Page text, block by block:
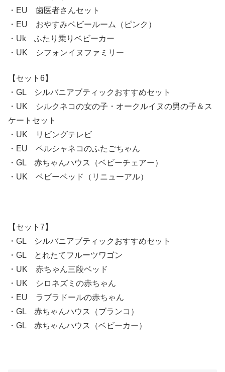
・EU 歯医者さんセット
・EU おやすみベビールーム（ピンク）
・Uk ふたり乗りベビーカー
・UK シフォンイヌファミリー
【セット6】
・GL シルバニアブティックおすすめセット
・UK シルクネコの女の子・オークルイヌの男の子＆ス
ケートセット
・UK リビングテレビ
・EU ペルシャネコのふたごちゃん
・GL 赤ちゃんハウス（ベビーチェアー）
・UK ベビーベッド（リニューアル）
【セット7】
・GL シルバニアブティックおすすめセット
・GL とれたてフルーツワゴン
・UK 赤ちゃん三段ベッド
・UK シロネズミの赤ちゃん
・EU ラブラドールの赤ちゃん
・GL 赤ちゃんハウス（ブランコ）
・GL 赤ちゃんハウス（ベビーカー）